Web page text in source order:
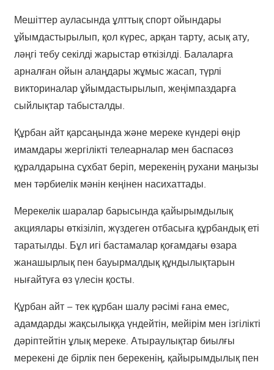
Мешіттер ауласында ұлттық спорт ойындары
ұйымдастырылып, қол күрес, арқан тарту, асық ату,
ләңгі тебу секілді жарыстар өткізілді. Балаларға
арналған ойын алаңдары жұмыс жасап, түрлі
викториналар ұйымдастырылып, жеңімпаздарға
сыйлықтар табысталды.
Құрбан айт қарсаңында және мереке күндері өңір
имамдары жергілікті телеарналар мен баспасөз
құралдарына сұхбат беріп, мерекенің рухани маңызы
мен тәрбиелік мәнін кеңінен насихаттады.
Мерекелік шаралар барысында қайырымдылық
акциялары өткізіліп, жүздеген отбасыға құрбандық еті
таратылды. Бұл игі бастамалар қоғамдағы өзара
жанашырлық пен бауырмалдық құндылықтарын
нығайтуға өз үлесін қосты.
Құрбан айт – тек құрбан шалу рәсімі ғана емес,
адамдарды жақсылыққа үндейтін, мейірім мен ізгілікті
дәріптейтін ұлық мереке. Атыраулықтар биылғы
мерекені де бірлік пен берекенің, қайырымдылық пен